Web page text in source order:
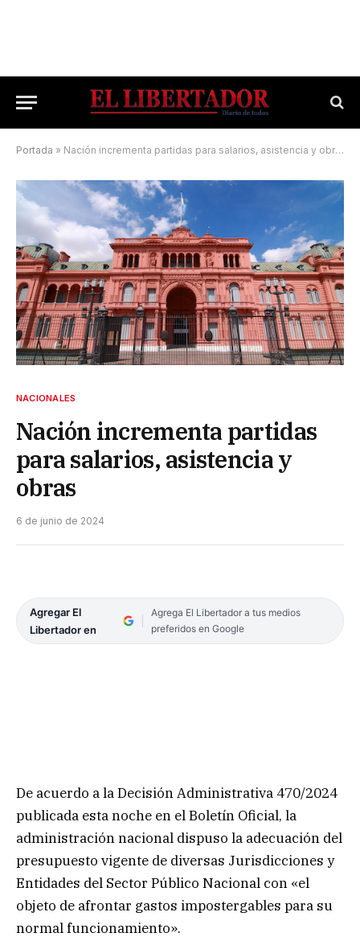
Portada » Nación incrementa partidas para salarios, asistencia y obras
NACIONALES
Nación incrementa partidas
para salarios, asistencia y
obras
6 de junio de 2024
Agregar El
Libertador en
Agrega El Libertador a tus medios
preferidos en Google
De acuerdo a la Decisión Administrativa 470/2024
publicada esta noche en el Boletín Oficial, la
administración nacional dispuso la adecuación del
presupuesto vigente de diversas Jurisdicciones y
Entidades del Sector Público Nacional con «el
objeto de afrontar gastos impostergables para su
normal funcionamiento».